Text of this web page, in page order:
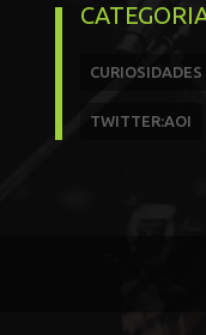
CURIOSIDADES
TWITTER:AOI